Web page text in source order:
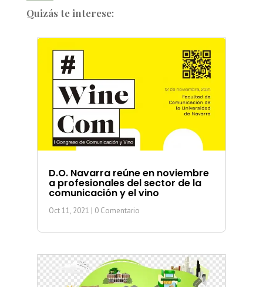
Quizás te interese:
D.O. Navarra reúne en noviembre
a profesionales del sector de la
comunicación y el vino
Oct 11, 2021 | 0 Comentario